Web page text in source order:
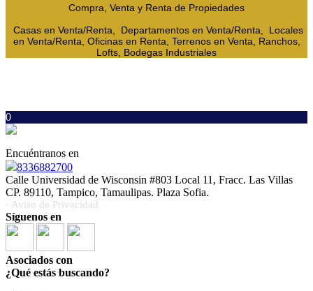
Compra, Venta y Renta de Propiedades
Casas en Venta/Renta, Departamentos en Venta/Renta, Locales
en Venta/Renta, Oficinas en Renta, Terrenos en Venta, Ranchos,
Lofts, Bodegas Industriales
0
Encuéntranos en
8336882700
Calle Universidad de Wisconsin #803 Local 11, Fracc. Las Villas
CP. 89110, Tampico, Tamaulipas. Plaza Sofia.
· Aviso de Privacidad
Síguenos en
Asociados con
¿Qué estás buscando?